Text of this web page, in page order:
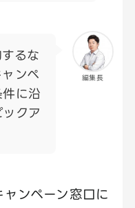
編集長
るな
ンペ
に沿
クア
ンペーン窓口に